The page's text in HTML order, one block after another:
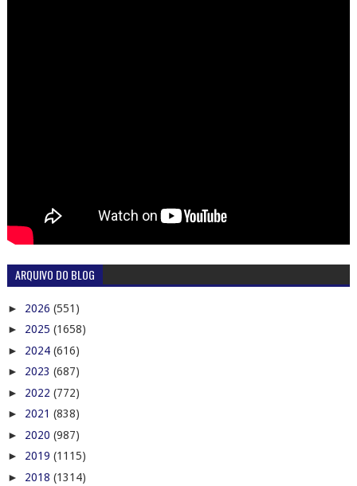
ARQUIVO DO BLOG
► 2026 (551)
► 2025 (1658)
► 2024 (616)
► 2023 (687)
► 2022 (772)
► 2021 (838)
► 2020 (987)
► 2019 (1115)
► 2018 (1314)